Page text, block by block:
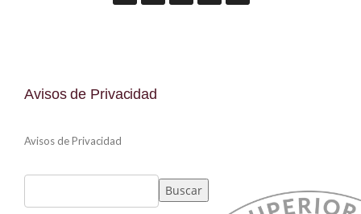
Avisos de Privacidad
Avisos de Privacidad
Buscar